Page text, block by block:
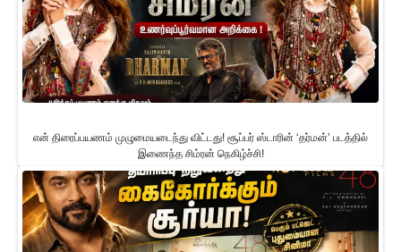
என் திரைப்பயணம் முழுமையடைந்து விட்டது! சூப்பர் ஸ்டாரின் ‘தர்மன்’ படத்தில்
இணைந்த சிம்ரன் நெகிழ்ச்சி!